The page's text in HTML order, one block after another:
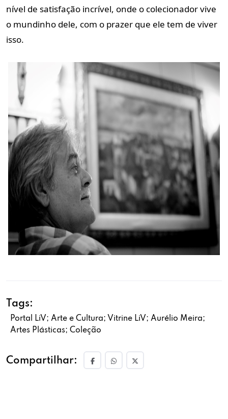
nível de satisfação incrível, onde o colecionador vive
o mundinho dele, com o prazer que ele tem de viver
isso.
Tags:
Portal LiV; Arte e Cultura; Vitrine LiV; Aurélio Meira;
Artes Plásticas; Coleção
Compartilhar: